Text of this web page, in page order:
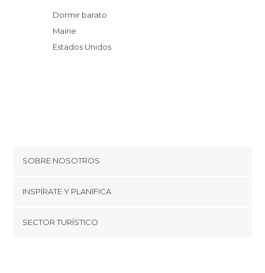
Dormir barato
Maine
Estados Unidos
SOBRE NOSOTROS
Cookies
Términos y condiciones
INSPÍRATE Y PLANIFICA
SECTOR TURÍSTICO